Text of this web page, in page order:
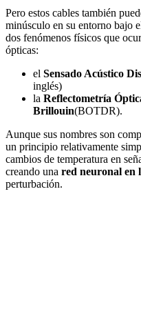
Pero estos cables también
minúsculo en su entorno bajo
dos fenómenos físicos que
ópticas:
el Sensado Acústico
inglés)
la Reflectometría
Brillouin(BOTDR).
Aunque sus nombres son
un principio relativamente
cambios de temperatura en
creando una red neuronal en
perturbación.